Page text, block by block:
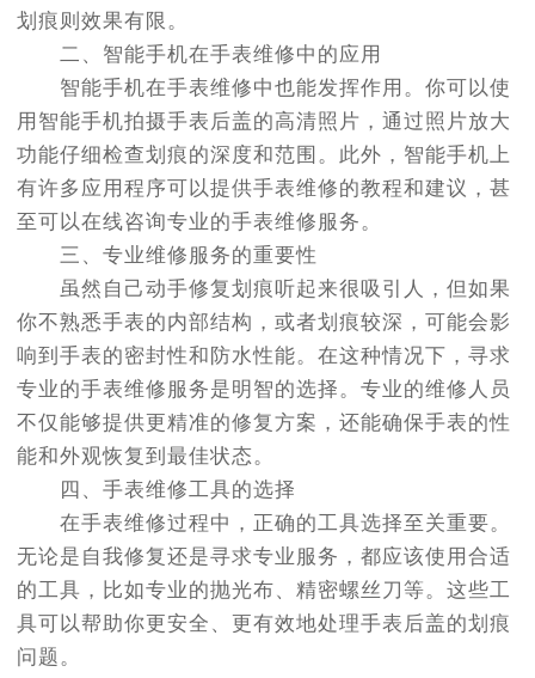
划痕则效果有限。
二、智能手机在手表维修中的应用
智能手机在手表维修中也能发挥作用。你可以使
用智能手机拍摄手表后盖的高清照片，通过照片放大
功能仔细检查划痕的深度和范围。此外，智能手机上
有许多应用程序可以提供手表维修的教程和建议，甚
至可以在线咨询专业的手表维修服务。
三、专业维修服务的重要性
虽然自己动手修复划痕听起来很吸引人，但如果
你不熟悉手表的内部结构，或者划痕较深，可能会影
响到手表的密封性和防水性能。在这种情况下，寻求
专业的手表维修服务是明智的选择。专业的维修人员
不仅能够提供更精准的修复方案，还能确保手表的性
能和外观恢复到最佳状态。
四、手表维修工具的选择
在手表维修过程中，正确的工具选择至关重要。
无论是自我修复还是寻求专业服务，都应该使用合适
的工具，比如专业的抛光布、精密螺丝刀等。这些工
具可以帮助你更安全、更有效地处理手表后盖的划痕
问题。